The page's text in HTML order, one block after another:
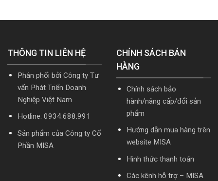
nhất
2026
Download
nhất
THÔNG TIN LIÊN HỆ
Phân phối bởi Công ty Tư
vấn Phát Triển Doanh
Nghiệp Việt Nam
Hotline: 0934.688.991
Sản phẩm của Công ty Cổ
Phần MISA
CHÍNH SÁCH BÁN
HÀNG
Chính sách bảo
hành/nâng cấp/đổi sản
phẩm
Hướng dẫn mua hàng trên
website MISA
Hình thức thanh toán
Các kênh hỗ trợ – MISA